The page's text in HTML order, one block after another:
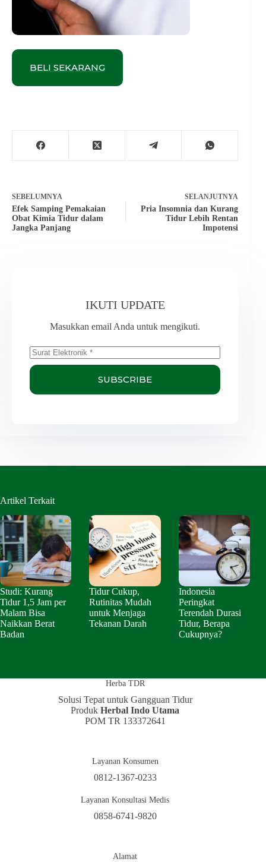
BELI SEKARANG
SEBELUMNYA
Efek Samping Pemakaian
Obat Kimia Tidur dalam
Jangka Panjang
SELANJUTNYA
Pria Insomnia dan Kurang
Tidur Lebih Rentan
Impotensi
IKUTI UPDATE
Masukkan email Anda untuk mengikuti.
SUBSCRIBE
Artikel Terkait
Studi: Kurang
Tidur 1,5 Jam per
Malam Bisa
Naikkan Berat
Badan
Tidur Cukup,
Rutinitas Mudah
untuk Menjaga
Tekanan Darah
Indonesia
Peringkat
Terendah Durasi
Tidur, Berapa
Cukupnya?
Herba TDR
Solusi Tepat untuk Gangguan Tidur
ProdukHerbal Indo Utama
POM TR 133372641
Layanan Konsumen
0812-1367-0233
Layanan Konsultasi Medis
0858-6741-9820
Alamat